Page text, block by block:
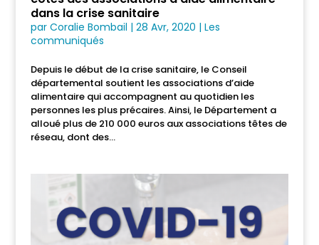
dans la crise sanitaire
par Coralie Bombail | 28 Avr, 2020 | Les
communiqués
Depuis le début de la crise sanitaire, le Conseil
départemental soutient les associations d’aide
alimentaire qui accompagnent au quotidien les
personnes les plus précaires. Ainsi, le Département a
alloué plus de 210 000 euros aux associations têtes de
réseau, dont des...